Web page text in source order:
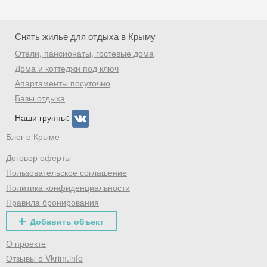
Снять жилье для отдыха в Крыму
Отели, пансионаты, гостевые дома
Дома и коттеджи под ключ
Апартаменты посуточно
Базы отдыха
Наши группы:
Блог о Крыме
Договор оферты
Пользовательское соглашение
Политика конфиденциальности
Правила бронирования
Добавить объект
О проекте
Отзывы о Vkrim.info
промокод на первое бронирование!